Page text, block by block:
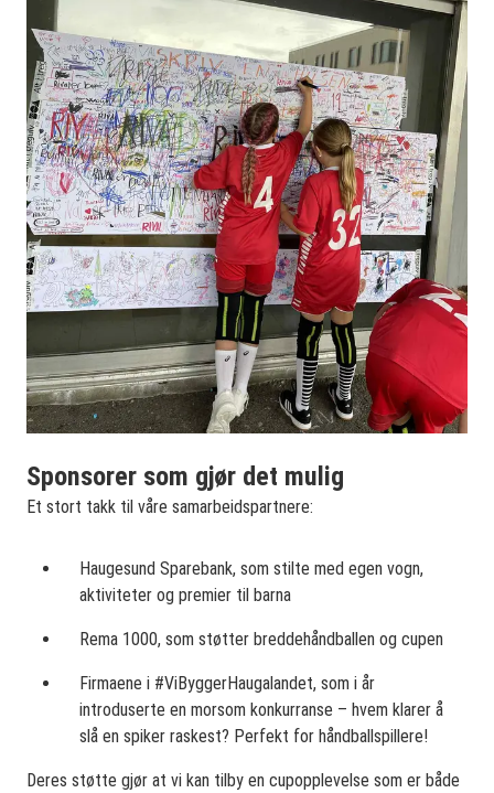
Sponsorer som gjør det mulig
Et stort takk til våre samarbeidspartnere:
Haugesund Sparebank, som stilte med egen vogn,
aktiviteter og premier til barna
Rema 1000, som støtter breddehåndballen og cupen
Firmaene i #ViByggerHaugalandet, som i år
introduserte en morsom konkurranse – hvem klarer å
slå en spiker raskest? Perfekt for håndballspillere!
Deres støtte gjør at vi kan tilby en cupopplevelse som er både